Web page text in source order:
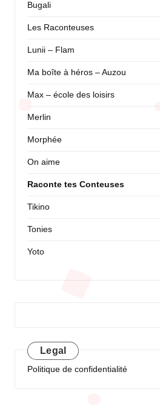
Bugali
Les Raconteuses
Lunii – Flam
Ma boîte à héros – Auzou
Max – école des loisirs
Merlin
Morphée
On aime
Raconte tes Conteuses
Tikino
Tonies
Yoto
Legal
Politique de confidentialité